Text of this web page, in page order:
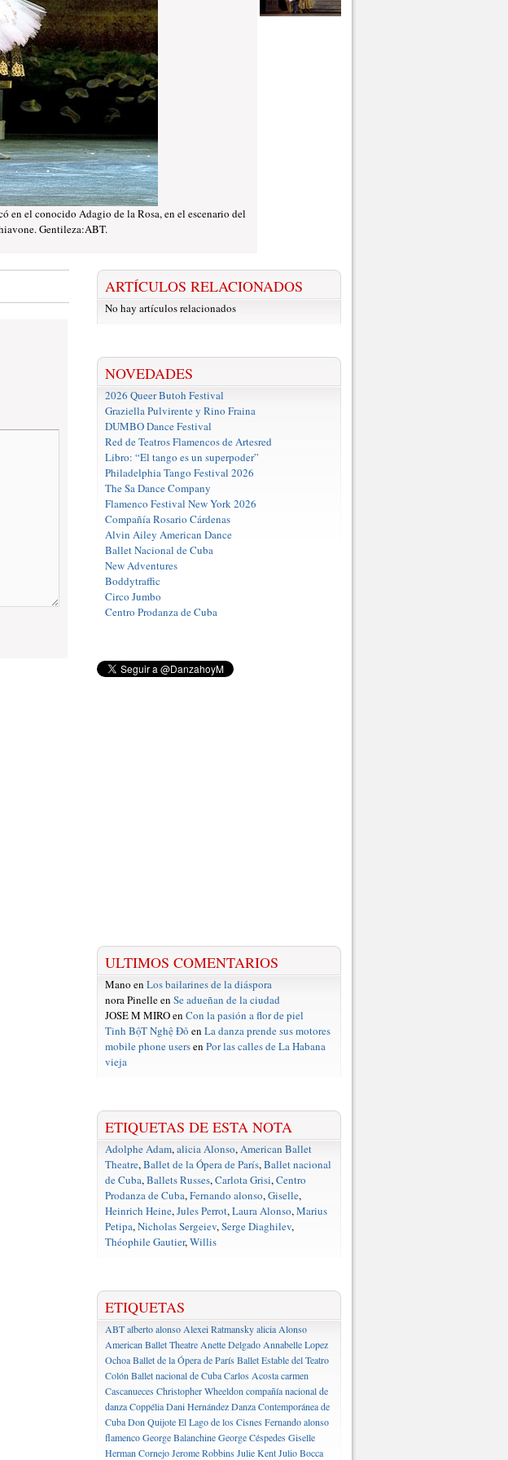
en el conocido Adagio de la Rosa, en el escenario del
Gentileza:ABT.
ARTÍCULOS RELACIONADOS
No hay artículos relacionados
NOVEDADES
2026 Queer Butoh Festival
Graziella Pulvirente y Rino Fraina
DUMBO Dance Festival
Red de Teatros Flamencos de Artesred
Libro: “El tango es un superpoder”
Philadelphia Tango Festival 2026
The Sa Dance Company
Flamenco Festival New York 2026
Compañía Rosario Cárdenas
Alvin Ailey American Dance
Ballet Nacional de Cuba
New Adventures
Boddytraffic
Circo Jumbo
Centro Prodanza de Cuba
ULTIMOS COMENTARIOS
Mano en Los bailarines de la diáspora
nora Pinelle en Se adueñan de la ciudad
JOSE M MIRO en Con la pasión a flor de piel
Tinh BộT Nghệ Đỏ en La danza prende sus motores
mobile phone usersen Por las calles de La Habana
vieja
ETIQUETAS DE ESTA NOTA
Adolphe Adam,alicia Alonso,American Ballet
Theatre,Ballet de la Ópera de París,Ballet nacional
de Cuba,Ballets Russes,Carlota Grisi,Centro
Prodanza de Cuba,Fernando alonso,Giselle,
Heinrich Heine,Jules Perrot,Laura Alonso,Marius
Petipa,Nicholas Sergeiev,Serge Diaghilev,
Théophile Gautier,Willis
ETIQUETAS
ABTalberto alonso Alexei Ratmanskyalicia Alonso
American Ballet Theatre Anette Delgado Annabelle Lopez
OchoaBallet de la Ópera de ParísBallet Estable del Teatro
Colón Ballet nacional de CubaCarlos Acostacarmen
CascanuecesChristopher Wheeldon compañía nacional de
danzaCoppéliaDani HernándezDanza Contemporánea de
CubaDon QuijoteEl Lago de los CisnesFernando alonso
flamencoGeorge BalanchineGeorge CéspedesGiselle
Herman CornejoJerome RobbinsJulie KentJulio Bocca